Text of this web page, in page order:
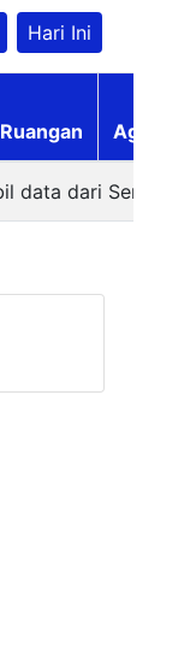
Hari Ini
Ruangan Agenda
data dari Server